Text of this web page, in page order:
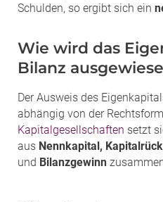
Schulden, so ergibt sich ein
Wie wird das
Bilanz
Der Ausweis des
abhängig von der
Kapitalgesellschaften setzt
aus Nennkapital,
und Bilanzgewinn